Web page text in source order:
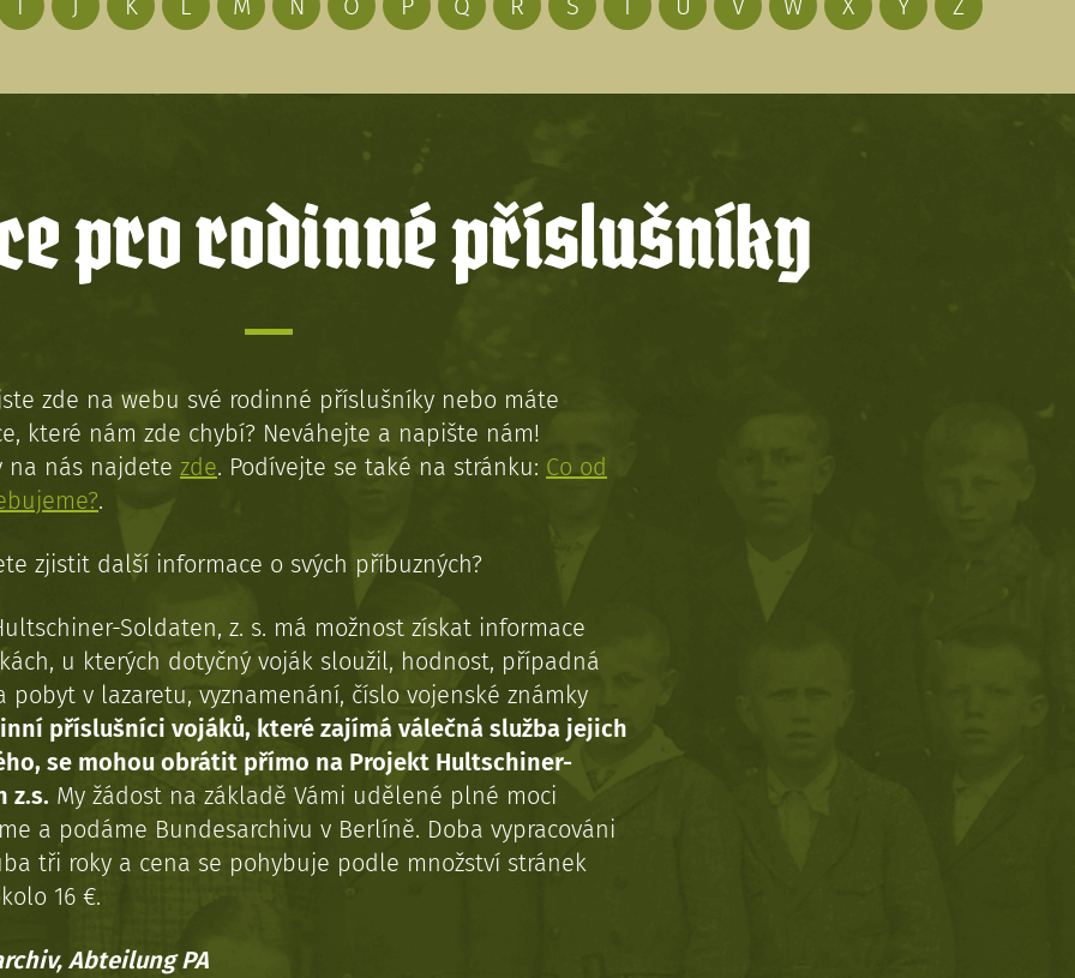
I J K L M N O P Q R S T U V W X Y Z
pro rodinné příslušníky
zde na webu své rodinné příslušníky nebo máte
které nám zde chybí? Neváhejte a napište nám!
na nás najdete zde. Podívejte se také na stránku: Co od
.
zjistit další informace o svých příbuzných?
Soldaten, z. s. má možnost získat informace
u kterých dotyčný voják sloužil, hodnost, případná
pobyt v lazaretu, vyznamenání, číslo vojenské známky
příslušníci vojáků, které zajímá válečná služba jejich
se mohou obrátit přímo na Projekt Hultschiner-
z.s. My žádost na základě Vámi udělené plné moci
a podáme Bundesarchivu v Berlíně. Doba vypracováni
tři roky a cena se pohybuje podle množství stránek
16 €.
Abteilung PA